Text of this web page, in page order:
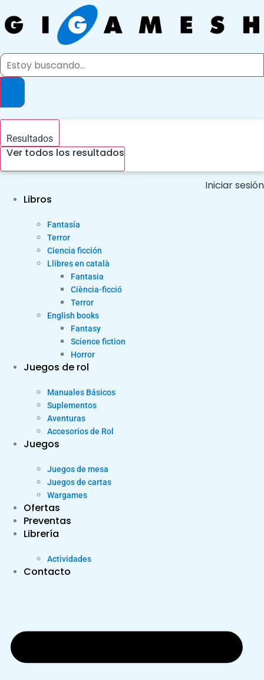
al
contenido
Search
Resultados
Ver todos los resultados
Iniciar sesión
Libros
Fantasía
Terror
Ciencia ficción
Llibres en català
Fantasia
Ciència-ficció
Terror
English books
Fantasy
Science fiction
Horror
Juegos de rol
Manuales Básicos
Suplementos
Aventuras
Accesorios de Rol
Juegos
Juegos de mesa
Juegos de cartas
Wargames
Ofertas
Preventas
Librería
Actividades
Contacto